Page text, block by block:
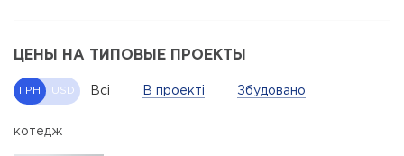
ЦЕНЫ НА ТИПОВЫЕ ПРОЕКТЫ
ГРН USD Всі В проекті Збудовано
котедж